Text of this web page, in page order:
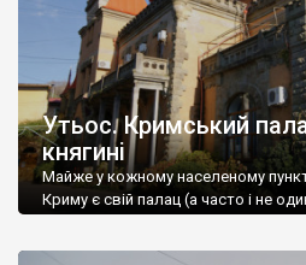
Утьос. Кримський
княгині
Майже у кожному населеному
Криму є свій палац (а часто і не